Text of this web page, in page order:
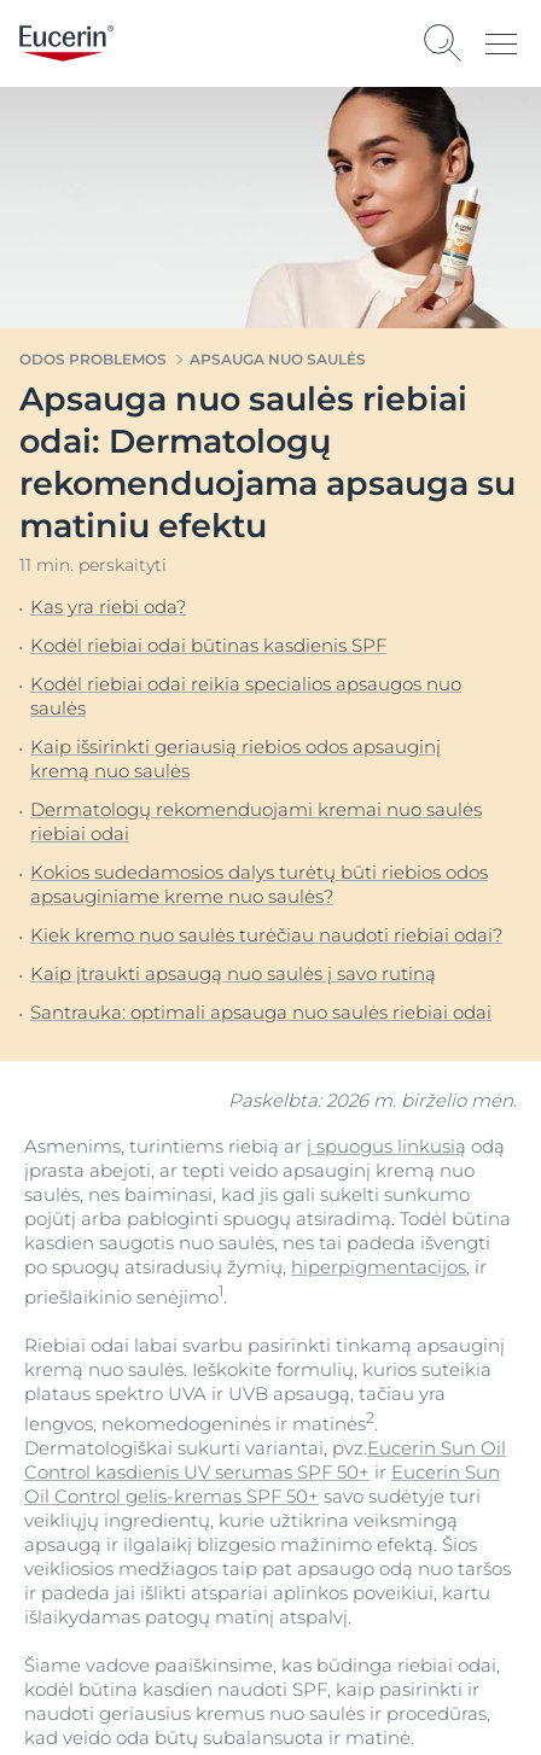
ODOS PROBLEMOS APSAUGA NUO SAULĖS
Apsauga nuo saulės riebiai
odai: Dermatologų
rekomenduojama apsauga su
matiniu efektu
11 min. perskaityti
Kas yra riebi oda?
Kodėl riebiai odai būtinas kasdienis SPF
Kodėl riebiai odai reikia specialios apsaugos nuo
saulės
Kaip išsirinkti geriausią riebios odos apsauginį
kremą nuo saulės
Dermatologų rekomenduojami kremai nuo saulės
riebiai odai
Kokios sudedamosios dalys turėtų būti riebios odos
apsauginiame kreme nuo saulės?
Kiek kremo nuo saulės turėčiau naudoti riebiai odai?
Kaip įtraukti apsaugą nuo saulės į savo rutiną
Santrauka: optimali apsauga nuo saulės riebiai odai
Paskelbta: 2026 m. birželio mėn.
Asmenims, turintiems riebią ar į spuogus linkusią odą
įprasta abejoti, ar tepti veido apsauginį kremą nuo
saulės, nes baiminasi, kad jis gali sukelti sunkumo
pojūtį arba pabloginti spuogų atsiradimą. Todėl būtina
kasdien saugotis nuo saulės, nes tai padeda išvengti
po spuogų atsiradusių žymių, hiperpigmentacijos, ir
priešlaikinio senėjimo1.
Riebiai odai labai svarbu pasirinkti tinkamą apsauginį
kremą nuo saulės. Ieškokite formulių, kurios suteikia
plataus spektro UVA ir UVB apsaugą, tačiau yra
lengvos, nekomedogeninės ir matinės2.
Dermatologiškai sukurti variantai, pvz.Eucerin Sun Oil
Control kasdienis UV serumas SPF 50+ ir Eucerin Sun
Oil Control gelis-kremas SPF 50+ savo sudėtyje turi
veikliųjų ingredientų, kurie užtikrina veiksmingą
apsaugą ir ilgalaikį blizgesio mažinimo efektą. Šios
veikliosios medžiagos taip pat apsaugo odą nuo taršos
ir padeda jai išlikti atspariai aplinkos poveikiui, kartu
išlaikydamas patogų matinį atspalvį.
Šiame vadove paaiškinsime, kas būdinga riebiai odai,
kodėl būtina kasdien naudoti SPF, kaip pasirinkti ir
naudoti geriausius kremus nuo saulės ir procedūras,
kad veido oda būtų subalansuota ir matinė.